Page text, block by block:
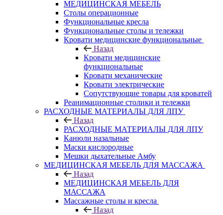
МЕДИЦИНСКАЯ МЕБЕЛЬ
Столы операционные
Функциональные кресла
Функциональные столы и тележки
Кровати медицинские функциональные
Назад
Кровати медицинские
функциональные
Кровати механические
Кровати электрические
Сопутствующие товары для кроватей
Реанимационные столики и тележки
РАСХОДНЫЕ МАТЕРИАЛЫ ДЛЯ ЛПУ
Назад
РАСХОДНЫЕ МАТЕРИАЛЫ ДЛЯ ЛПУ
Канюли назальные
Маски кислородные
Мешки дыхательные Амбу
МЕДИЦИНСКАЯ МЕБЕЛЬ ДЛЯ МАССАЖА
Назад
МЕДИЦИНСКАЯ МЕБЕЛЬ ДЛЯ
МАССАЖА
Массажные столы и кресла
Назад